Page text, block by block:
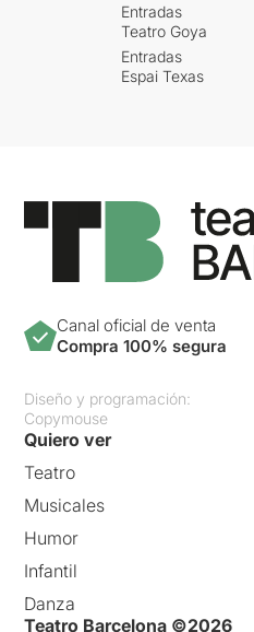
Entradas
Teatro Goya
Entradas
Espai Texas
Canal oficial de venta
Compra 100% segura
Diseño y programación:
Copymouse
Quiero ver
Teatro
Musicales
Humor
Infantil
Danza
Teatro Barcelona ©2026